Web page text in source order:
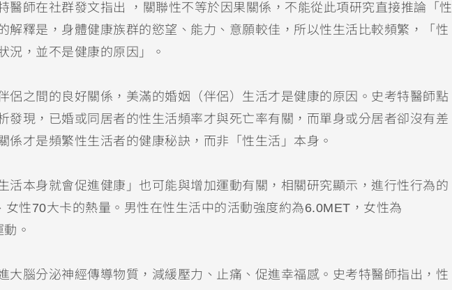
醫師在社群發文指出 ，關聯性不等於因果關係，不能從此項研究直接推論「性
解釋是，身體健康族群的慾望、能力、意願較佳，所以性生活比較頻繁，「性
況，並不是健康的原因」。
侶之間的良好關係，美滿的婚姻（伴侶）生活才是健康的原因。史考特醫師點
發現，已婚或同居者的性生活頻率才與死亡率有關，而單身或分居者卻沒有差
係才是頻繁性生活者的健康秘訣，而非「性生活」本身。
活本身就會促進健康」也可能與增加運動有關，相關研究顯示，進行性行為的
女性70大卡的熱量。男性在性生活中的活動強度約為6.0MET，女性為
。
大腦分泌神經傳導物質，減緩壓力、止痛、促進幸福感。史考特醫師指出，性